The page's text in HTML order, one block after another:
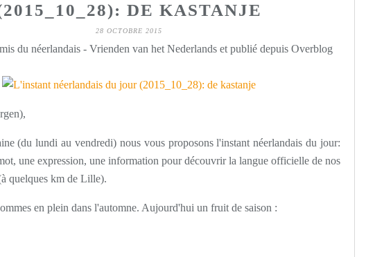
DE KASTANJE
28 OCTOBRE 2015
du néerlandais - Vrienden van het Nederlands et publié depuis Overblog
(du lundi au vendredi) nous vous proposons l'instant néerlandais du jour:
une expression, une information pour découvrir la langue officielle de nos
quelques km de Lille).
en plein dans l'automne. Aujourd'hui un fruit de saison :